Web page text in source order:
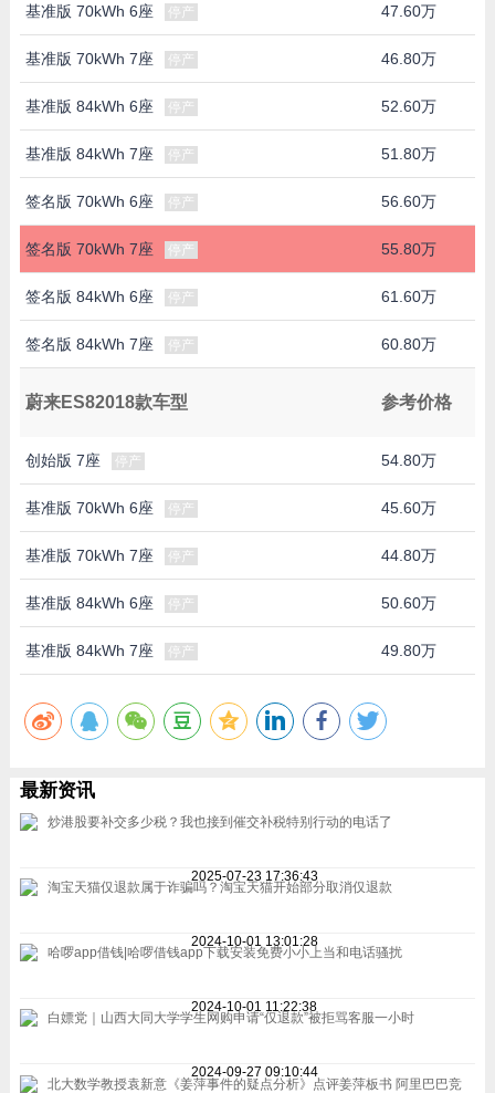
基准版 70kWh 6座 停产 47.60万
基准版 70kWh 7座 停产 46.80万
基准版 84kWh 6座 停产 52.60万
基准版 84kWh 7座 停产 51.80万
签名版 70kWh 6座 停产 56.60万
签名版 70kWh 7座 停产 55.80万
签名版 84kWh 6座 停产 61.60万
签名版 84kWh 7座 停产 60.80万
蔚来ES82018款车型 参考价格
创始版 7座 停产 54.80万
基准版 70kWh 6座 停产 45.60万
基准版 70kWh 7座 停产 44.80万
基准版 84kWh 6座 停产 50.60万
基准版 84kWh 7座 停产 49.80万
最新资讯
炒港股要补交多少税？我也接到催交补税特别行动的电话了
2025-07-23 17:36:43
淘宝天猫仅退款属于诈骗吗？淘宝天猫开始部分取消仅退款
2024-10-01 13:01:28
哈啰app借钱|哈啰借钱app下载安装免费小小上当和电话骚扰
2024-10-01 11:22:38
白嫖党｜山西大同大学学生网购申请“仅退款”被拒骂客服一小时
2024-09-27 09:10:44
北大数学教授袁新意《姜萍事件的疑点分析》点评姜萍板书 阿里巴巴竞